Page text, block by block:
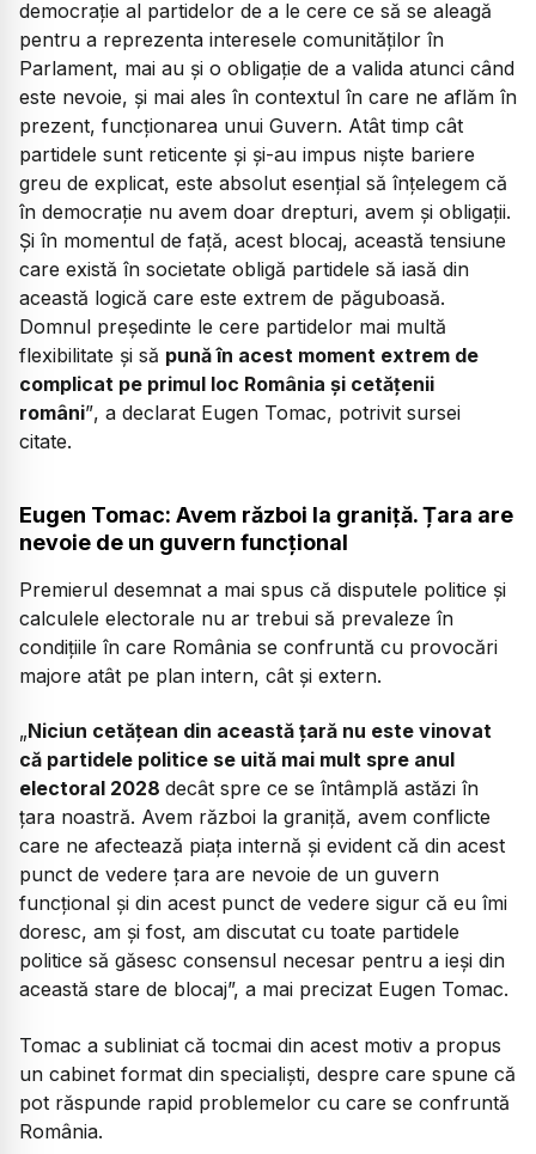
democrație al partidelor de a le cere ce să se aleagă
pentru a reprezenta interesele comunităților în
Parlament, mai au și o obligație de a valida atunci când
este nevoie, și mai ales în contextul în care ne aflăm în
prezent, funcționarea unui Guvern. Atât timp cât
partidele sunt reticente și și-au impus niște bariere
greu de explicat, este absolut esențial să înțelegem că
în democrație nu avem doar drepturi, avem și obligații.
Și în momentul de față, acest blocaj, această tensiune
care există în societate obligă partidele să iasă din
această logică care este extrem de păguboasă.
Domnul președinte le cere partidelor mai multă
flexibilitate și să pună în acest moment extrem de
complicat pe primul loc România și cetățenii
români”, a declarat Eugen Tomac, potrivit sursei
citate.
Eugen Tomac: Avem război la graniță. Țara are
nevoie de un guvern funcțional
Premierul desemnat a mai spus că disputele politice și
calculele electorale nu ar trebui să prevaleze în
condițiile în care România se confruntă cu provocări
majore atât pe plan intern, cât și extern.
„Niciun cetățean din această țară nu este vinovat
că partidele politice se uită mai mult spre anul
electoral 2028 decât spre ce se întâmplă astăzi în
țara noastră. Avem război la graniță, avem conflicte
care ne afectează piața internă și evident că din acest
punct de vedere țara are nevoie de un guvern
funcțional și din acest punct de vedere sigur că eu îmi
doresc, am și fost, am discutat cu toate partidele
politice să găsesc consensul necesar pentru a ieși din
această stare de blocaj”, a mai precizat Eugen Tomac.
Tomac a subliniat că tocmai din acest motiv a propus
un cabinet format din specialiști, despre care spune că
pot răspunde rapid problemelor cu care se confruntă
România.